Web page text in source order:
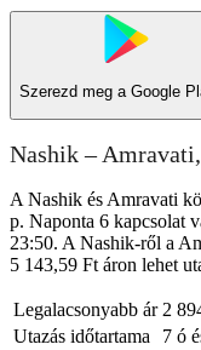
Szerezd meg a Google
Nashik –
A Nashik és Amravati
p. Naponta 6 kapcsolat
23:50. A Nashik-ről a
5 143,59 Ft áron lehet
Legalacsonyabb ár 2
Utazás időtartama
7 ó